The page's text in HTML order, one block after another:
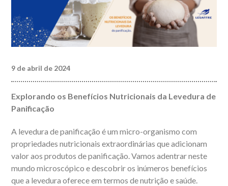
9 de abril de 2024
Explorando os Benefícios Nutricionais da Levedura de
Panificação
A levedura de panificação é um micro-organismo com
propriedades nutricionais extraordinárias que adicionam
valor aos produtos de panificação. Vamos adentrar neste
mundo microscópico e descobrir os inúmeros benefícios
que a levedura oferece em termos de nutrição e saúde.